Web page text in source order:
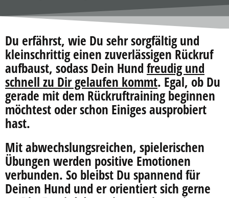
Du erfährst, wie Du sehr sorgfältig und
kleinschrittig einen zuverlässigen Rückruf
aufbaust, sodass Dein Hund freudig und
schnell zu Dir gelaufen kommt. Egal, ob Du
gerade mit dem Rückruftraining beginnen
möchtest oder schon Einiges ausprobiert
hast.
Mit abwechslungsreichen, spielerischen
Übungen werden positive Emotionen
verbunden. So bleibst Du spannend für
Deinen Hund und er orientiert sich gerne